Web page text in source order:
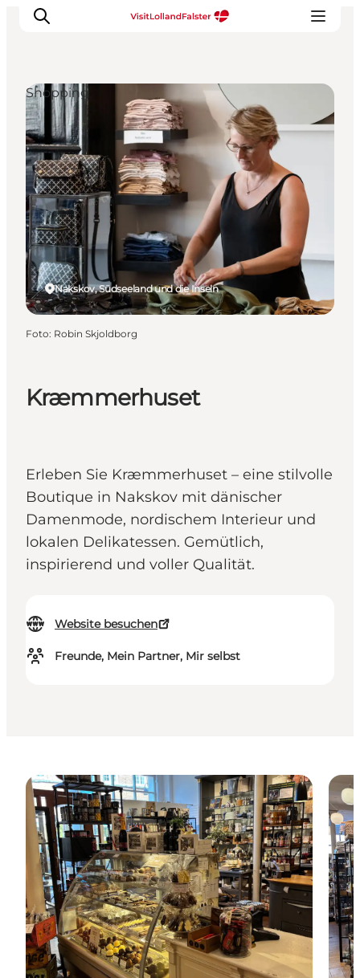
Natur und Outdoor
Familienurlaub
Kultur
Gastronomie
Urlaubsplaner
Kræmmerhuset
Erleben Sie Kræmmerhuset – eine stilvolle
Boutique in Nakskov mit dänischer
Damenmode, nordischem Interieur und
lokalen Delikatessen. Gemütlich,
inspirierend und voller Qualität.
Website besuchen
Freunde, Mein Partner, Mir selbst
Nakskov, Südseeland und die Inseln
Shopping
Foto: Robin Skjoldborg